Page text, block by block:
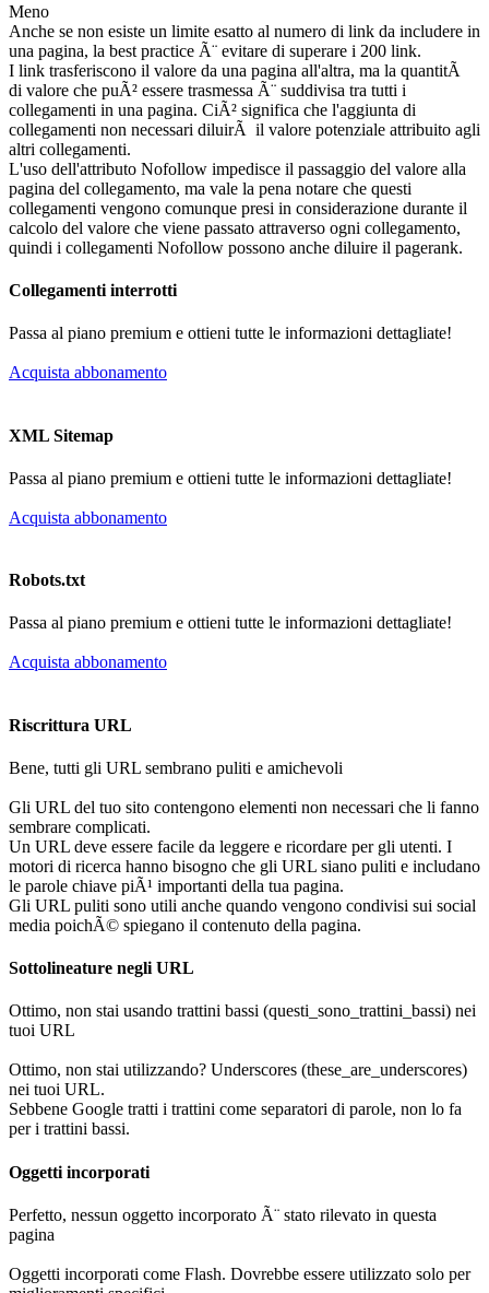
Meno
Anche se non esiste un limite esatto al numero di link da includere in
una pagina, la best practice Ã¨ evitare di superare i 200 link.
I link trasferiscono il valore da una pagina all'altra, ma la quantitÃ
di valore che puÃ² essere trasmessa Ã¨ suddivisa tra tutti i
collegamenti in una pagina. CiÃ² significa che l'aggiunta di
collegamenti non necessari diluirÃ il valore potenziale attribuito agli
altri collegamenti.
L'uso dell'attributo Nofollow impedisce il passaggio del valore alla
pagina del collegamento, ma vale la pena notare che questi
collegamenti vengono comunque presi in considerazione durante il
calcolo del valore che viene passato attraverso ogni collegamento,
quindi i collegamenti Nofollow possono anche diluire il pagerank.
Collegamenti interrotti
Passa al piano premium e ottieni tutte le informazioni dettagliate!
Acquista abbonamento
XML Sitemap
Passa al piano premium e ottieni tutte le informazioni dettagliate!
Acquista abbonamento
Robots.txt
Passa al piano premium e ottieni tutte le informazioni dettagliate!
Acquista abbonamento
Riscrittura URL
Bene, tutti gli URL sembrano puliti e amichevoli
Gli URL del tuo sito contengono elementi non necessari che li fanno
sembrare complicati.
Un URL deve essere facile da leggere e ricordare per gli utenti. I
motori di ricerca hanno bisogno che gli URL siano puliti e includano
le parole chiave piÃ¹ importanti della tua pagina.
Gli URL puliti sono utili anche quando vengono condivisi sui social
media poichÃ© spiegano il contenuto della pagina.
Sottolineature negli URL
Ottimo, non stai usando trattini bassi (questi_sono_trattini_bassi) nei
tuoi URL
Ottimo, non stai utilizzando? Underscores (these_are_underscores)
nei tuoi URL.
Sebbene Google tratti i trattini come separatori di parole, non lo fa
per i trattini bassi.
Oggetti incorporati
Perfetto, nessun oggetto incorporato Ã¨ stato rilevato in questa
pagina
Oggetti incorporati come Flash. Dovrebbe essere utilizzato solo per